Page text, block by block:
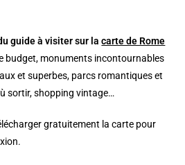
guide à visiter sur lacarte de Rome
budget, monuments incontournables
et superbes, parcs romantiques et
sortir, shopping vintage…
gratuitement la carte pour